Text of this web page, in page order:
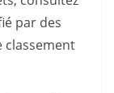
par des
classement